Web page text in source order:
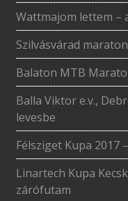
Wattmajom lettem –
Szilvásvárad
Balaton MTB
Balla Viktor e.v.,
levesbe
Félsziget Kupa 2017
Linartech Kupa
zárófutam